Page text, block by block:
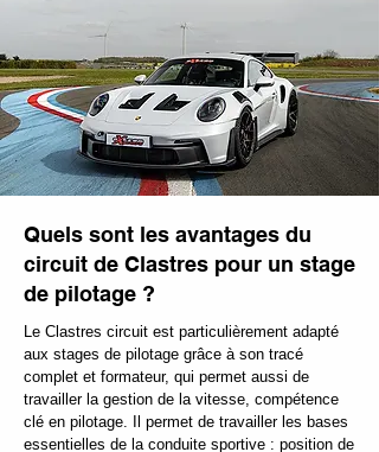
Quels sont les avantages du
circuit de Clastres pour un stage
de pilotage ?
Le Clastres circuit est particulièrement adapté
aux stages de pilotage grâce à son tracé
complet et formateur, qui permet aussi de
travailler la gestion de la vitesse, compétence
clé en pilotage. Il permet de travailler les bases
essentielles de la conduite sportive : position de